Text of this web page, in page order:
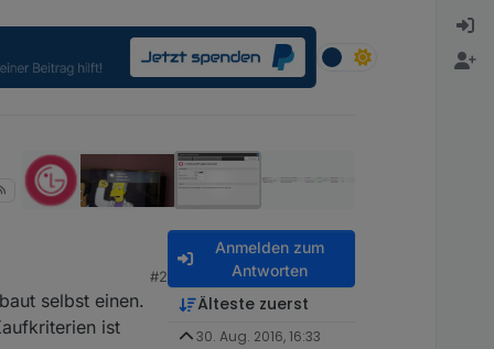
#2
selbst einen.
ist
Anmelden zum
Antworten
Älteste zuerst
30. Aug. 2016, 16:33